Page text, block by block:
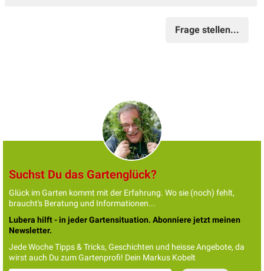
Frage stellen...
Suchst Du das Gartenglück?
Glück im Garten kommt mit der Erfahrung. Wo sie (noch) fehlt,
braucht's Beratung und Informationen...
Lubera hilft - in jeder Gartensituation. Abonniere jetzt meinen
Newsletter.
Jede Woche Tipps & Tricks, Geschichten und heisse Angebote, da
wirst auch Du zum Gartenprofi! Dein Markus Kobelt